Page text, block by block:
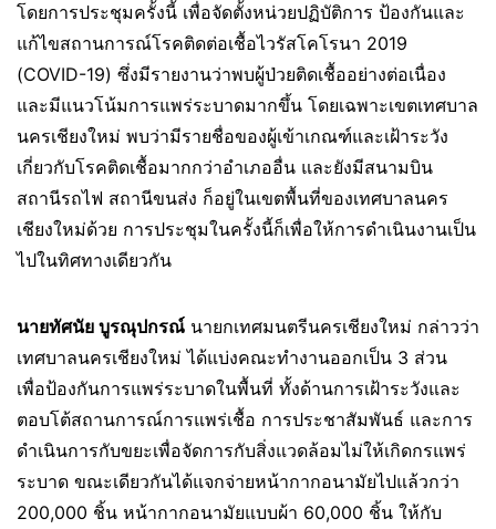
โดยการประชุมครั้งนี้ เพื่อจัดตั้งหน่วยปฏิบัติการ ป้องกันและ
แก้ไขสถานการณ์โรคติดต่อเชื้อไวรัสโคโรนา 2019
(COVID-19) ซึ่งมีรายงานว่าพบผู้ป่วยติดเชื้ออย่างต่อเนื่อง
และมีแนวโน้มการแพร่ระบาดมากขึ้น โดยเฉพาะเขตเทศบาล
นครเชียงใหม่ พบว่ามีรายชื่อของผู้เข้าเกณฑ์และเฝ้าระวัง
เกี่ยวกับโรคติดเชื้อมากกว่าอำเภออื่น และยังมีสนามบิน
สถานีรถไฟ สถานีขนส่ง ก็อยู่ในเขตพื้นที่ของเทศบาลนคร
เชียงใหม่ด้วย การประชุมในครั้งนี้ก็เพื่อให้การดำเนินงานเป็น
ไปในทิศทางเดียวกัน
นายทัศนัย บูรณุปกรณ์ นายกเทศมนตรีนครเชียงใหม่ กล่าวว่า
เทศบาลนครเชียงใหม่ ได้แบ่งคณะทำงานออกเป็น 3 ส่วน
เพื่อป้องกันการแพร่ระบาดในพื้นที่ ทั้งด้านการเฝ้าระวังและ
ตอบโต้สถานการณ์การแพร่เชื้อ การประชาสัมพันธ์ และการ
ดำเนินการกับขยะเพื่อจัดการกับสิ่งแวดล้อมไม่ให้เกิดกรแพร่
ระบาด ขณะเดียวกันได้แจกจ่ายหน้ากากอนามัยไปแล้วกว่า
200,000 ชิ้น หน้ากากอนามัยแบบผ้า 60,000 ชิ้น ให้กับ